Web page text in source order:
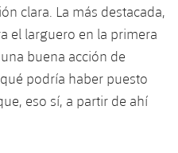
clara. La más destacada,
el larguero en la primera
buena acción de
podría haber puesto
eso sí, a partir de ahí